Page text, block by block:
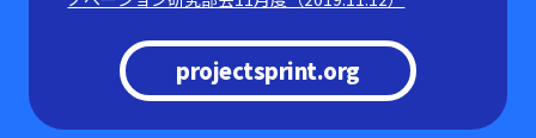
projectsprint.org